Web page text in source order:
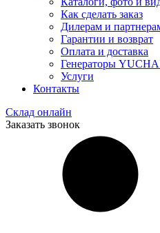
Как сделать заказ
Дилерам и
Гарантии и возврат
Оплата и доставка
Генераторы
Услуги
Контакты
Склад онлайн
Заказать звонок